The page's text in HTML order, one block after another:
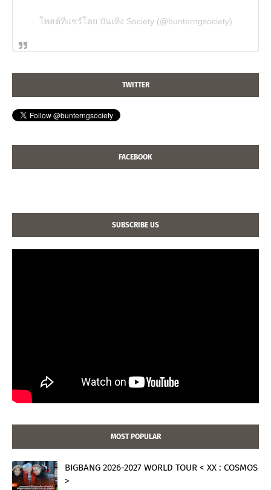
โพสต์ที่แชร์โดย บันเทิง Society (@bunterngsociety)
TWITTER
FACEBOOK
SUBSCRIBE US
MOST POPULAR
BIGBANG 2026-2027 WORLD TOUR < XX : COSMOS
>